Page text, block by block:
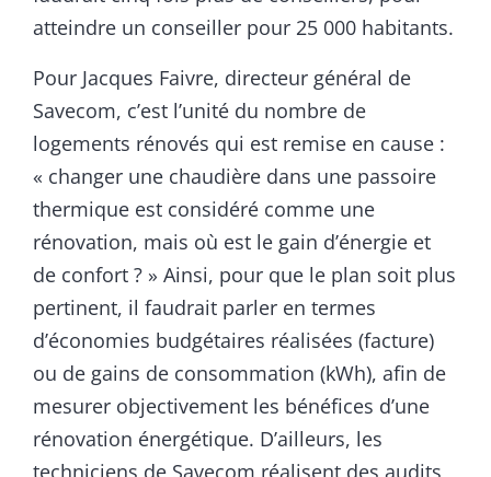
atteindre un conseiller pour 25 000 habitants.
Pour Jacques Faivre, directeur général de
Savecom, c’est l’unité du nombre de
logements rénovés qui est remise en cause :
« changer une chaudière dans une passoire
thermique est considéré comme une
rénovation, mais où est le gain d’énergie et
de confort ? » Ainsi, pour que le plan soit plus
pertinent, il faudrait parler en termes
d’économies budgétaires réalisées (facture)
ou de gains de consommation (kWh), afin de
mesurer objectivement les bénéfices d’une
rénovation énergétique. D’ailleurs, les